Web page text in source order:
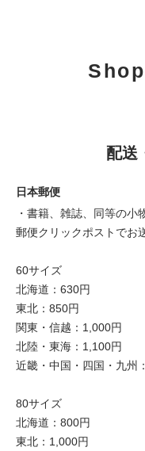
配送
日本郵便
・書籍、雑誌、同等の
郵便クリックポストでお
60サイズ
北海道：630円
東北：850円
関東・信越：1,000円
北陸・東海：1,100円
近畿・中国・四国・九州
80サイズ
北海道：800円
東北：1,000円